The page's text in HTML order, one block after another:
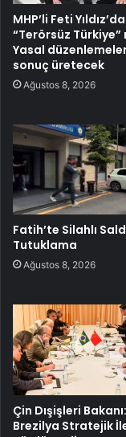
MHP’li Feti
“Terörsüz Türkiye”
Yasal düzenlemeler
sonuç üretecek
Ağustos 8, 2026
Fatih’te Silahlı
Tutuklama
Ağustos 8, 2026
Çin Dışişleri
Brezilya Stratejik